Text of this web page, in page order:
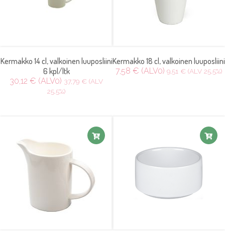
Kermakko 14 cl, valkoinen luuposliini
6 kpl/ltk
30,12 € (ALV0) 37,79 € (ALV
25.5%)
Kermakko 18 cl, valkoinen luuposliini
7,58 € (ALV0) 9,51 € (ALV 25.5%)